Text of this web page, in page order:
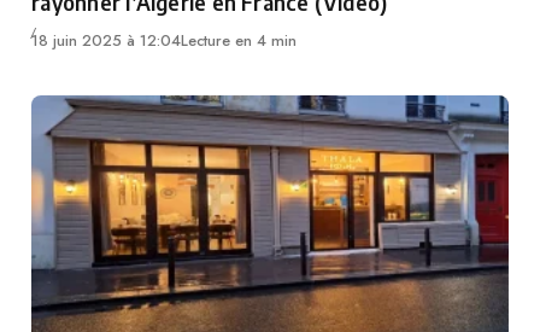
18 juin 2025 à 12:04Lecture en 4 min